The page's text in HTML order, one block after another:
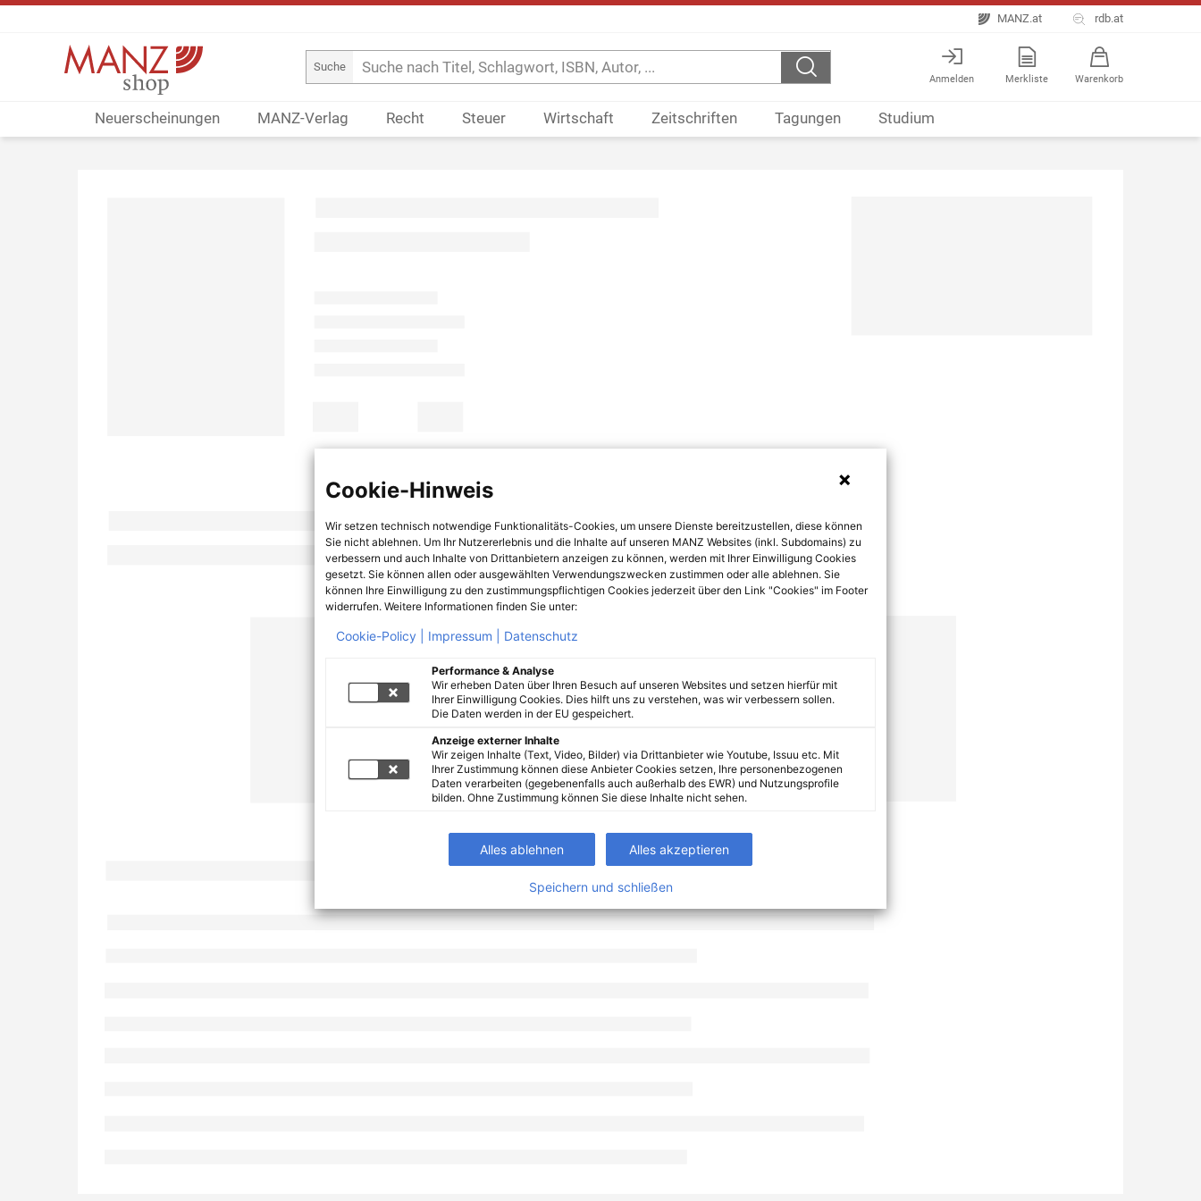
MANZ.at rdb.at
Suche
Anmelden Merkliste Warenkorb
Neuerscheinungen MANZ-Verlag Recht Steuer Wirtschaft Zeitschriften Tagungen Studium
Cookie-Hinweis
Wir setzen technisch notwendige Funktionalitäts-Cookies, um unsere Dienste bereitzustellen, diese können
Sie nicht ablehnen. Um Ihr Nutzererlebnis und die Inhalte auf unseren MANZ Websites (inkl. Subdomains) zu
verbessern und auch Inhalte von Drittanbietern anzeigen zu können, werden mit Ihrer Einwilligung Cookies
gesetzt. Sie können allen oder ausgewählten Verwendungszwecken zustimmen oder alle ablehnen. Sie
können Ihre Einwilligung zu den zustimmungspflichtigen Cookies jederzeit über den Link "Cookies" im Footer
widerrufen. Weitere Informationen finden Sie unter:
Cookie-Policy | Impressum | Datenschutz
Performance & Analyse
Wir erheben Daten über Ihren Besuch auf unseren Websites und setzen hierfür mit
Ihrer Einwilligung Cookies. Dies hilft uns zu verstehen, was wir verbessern sollen.
Die Daten werden in der EU gespeichert.
Anzeige externer Inhalte
Wir zeigen Inhalte (Text, Video, Bilder) via Drittanbieter wie Youtube, Issuu etc. Mit
Ihrer Zustimmung können diese Anbieter Cookies setzen, Ihre personenbezogenen
Daten verarbeiten (gegebenenfalls auch außerhalb des EWR) und Nutzungsprofile
bilden. Ohne Zustimmung können Sie diese Inhalte nicht sehen.
Alles ablehnen Alles akzeptieren
Speichern und schließen